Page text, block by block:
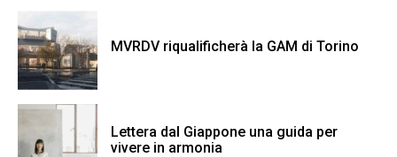
MVRDV riqualificherà la GAM di Torino
Lettera dal Giappone una guida per
vivere in armonia